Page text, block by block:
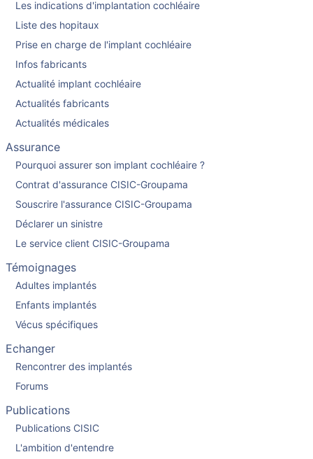
Les indications d'implantation cochléaire
Liste des hopitaux
Prise en charge de l'implant cochléaire
Infos fabricants
Actualité implant cochléaire
Actualités fabricants
Actualités médicales
Assurance
Pourquoi assurer son implant cochléaire ?
Contrat d'assurance CISIC-Groupama
Souscrire l'assurance CISIC-Groupama
Déclarer un sinistre
Le service client CISIC-Groupama
Témoignages
Adultes implantés
Enfants implantés
Vécus spécifiques
Echanger
Rencontrer des implantés
Forums
Publications
Publications CISIC
L'ambition d'entendre